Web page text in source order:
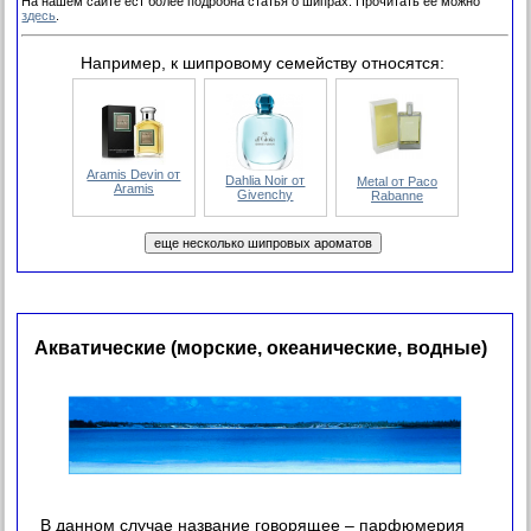
здесь
Например, к шипровому семейству относятся:
Aramis Devin от
Aramis
Dahlia Noir от
Givenchy
Metal от Paco
Rabanne
Акватические (морские, океанические, водные)
В данном случае название говорящее – парфюмерия